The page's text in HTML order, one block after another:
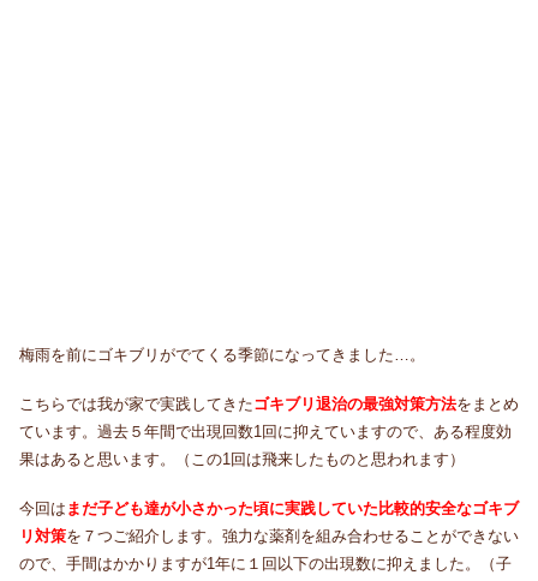
梅雨を前にゴキブリがでてくる季節になってきました…。
こちらでは我が家で実践してきたゴキブリ退治の最強対策方法をまとめ
ています。過去５年間で出現回数1回に抑えていますので、ある程度効
果はあると思います。（この1回は飛来したものと思われます）
今回は まだ子ども達が小さかった頃に実践していた比較的安全なゴキブ
リ対策を７つご紹介します。強力な薬剤を組み合わせることができない
ので、手間はかかりますが1年に１回以下の出現数に抑えました。（子